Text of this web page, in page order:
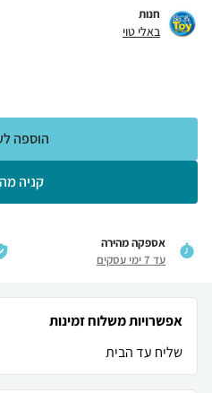
חנות
באלי טוי
קניה
הוספה
אספקה מהירה
עד 7 ימי עסקים
אפשרויות משלוח זמינות
שליח עד הבית